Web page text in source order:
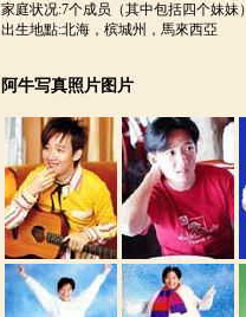
家庭状况:7个成员（其中包括四个妹妹）
出生地點:北海，槟城州，馬來西亞
阿牛写真照片图片